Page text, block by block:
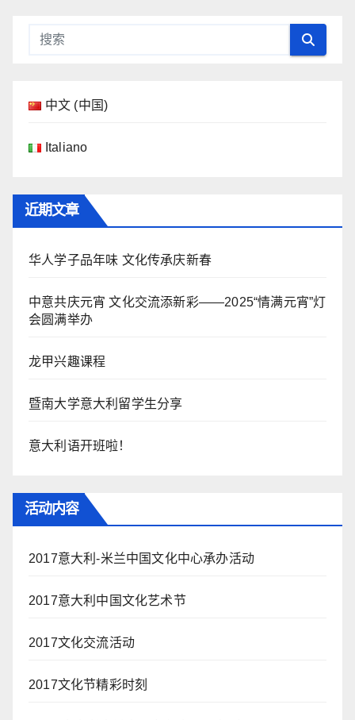
中文 (中国)
Italiano
近期文章
华人学子品年味 文化传承庆新春
中意共庆元宵 文化交流添新彩——2025“情满元宵”灯
会圆满举办
龙甲兴趣课程
暨南大学意大利留学生分享
意大利语开班啦！
活动内容
2017意大利-米兰中国文化中心承办活动
2017意大利中国文化艺术节
2017文化交流活动
2017文化节精彩时刻